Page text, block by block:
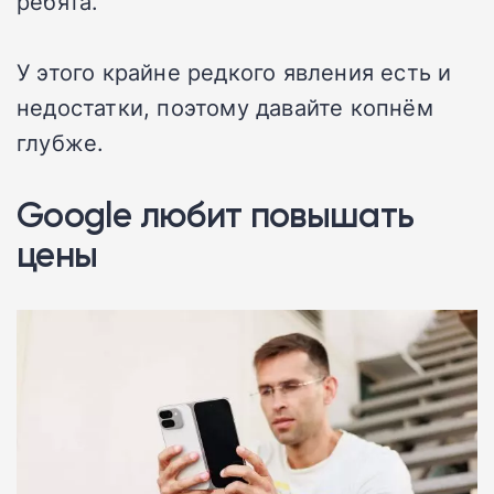
У этого крайне редкого явления есть и
недостатки, поэтому давайте копнём
глубже.
Google любит повышать
цены